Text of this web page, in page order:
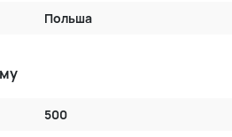
Польша
500